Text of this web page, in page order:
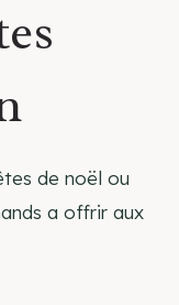
de noël ou
a offrir aux